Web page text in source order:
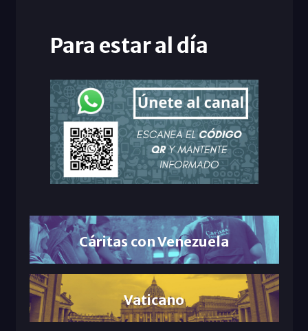
Para estar al día
Cáritas con Venezuela
Vaticano